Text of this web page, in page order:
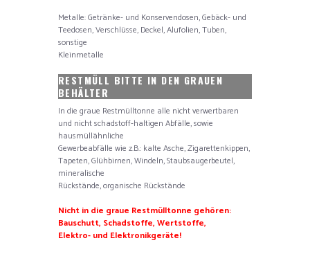
Metalle: Getränke- und Konservendosen, Gebäck- und
Teedosen, Verschlüsse, Deckel, Alufolien, Tuben,
sonstige
Kleinmetalle
RESTMÜLL BITTE IN DEN GRAUEN
BEHÄLTER
In die graue Restmülltonne alle nicht verwertbaren
und nicht schadstoff-haltigen Abfälle, sowie
hausmüllähnliche
Gewerbeabfälle wie z.B.: kalte Asche, Zigarettenkippen,
Tapeten, Glühbirnen, Windeln, Staubsaugerbeutel,
mineralische
Rückstände, organische Rückstände
Nicht in die graue Restmülltonne gehören:
Bauschutt, Schadstoffe, Wertstoffe,
Elektro- und Elektronikgeräte!